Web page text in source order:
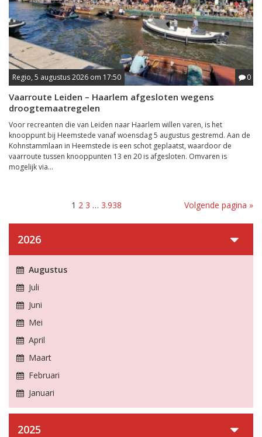
Regio, 5 augustus 2026 om 17:50 0
Vaarroute Leiden – Haarlem afgesloten wegens
droogtemaatregelen
Voor recreanten die van Leiden naar Haarlem willen varen, is het
knooppunt bij Heemstede vanaf woensdag 5 augustus gestremd. Aan de
Kohnstammlaan in Heemstede is een schot geplaatst, waardoor de
vaarroute tussen knooppunten 13 en 20 is afgesloten. Omvaren is
mogelijk via...
1 2 3 … 3.938 Volgende pagina »
2026
Augustus
Juli
Juni
Mei
April
Maart
Februari
Januari
2025